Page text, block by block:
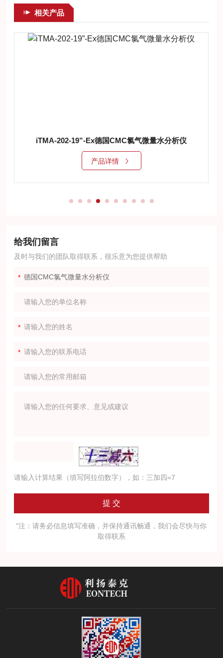
相关产品
iTMA-202-19”-Ex德国CMC氯气微量水分析仪
产品详情
给我们留言
及时与我们的团队取得联系，很乐意为您提供帮助
请输入计算结果（填写阿拉伯数字），如：三加四=7
"注：请务必信息填写准确，并保持通讯畅通，我们会尽快与你
取得联系